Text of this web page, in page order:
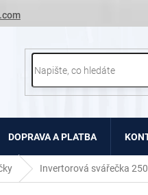
DOPRAVA A PLATBA
Invertorová svářečka